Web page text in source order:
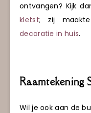
ontvangen? Kijk
kletst; zij
decoratie in huis.
Raamtekening
Wil je ook aan de